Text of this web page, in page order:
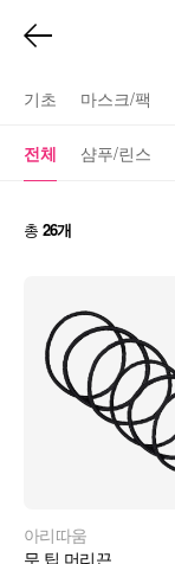
기초 마스크/팩
전체 샴푸/린스
총 26개
아리따움
무 팁 머리끈